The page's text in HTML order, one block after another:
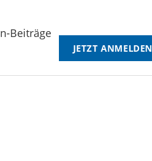
Beiträge
JETZT ANMELDEN